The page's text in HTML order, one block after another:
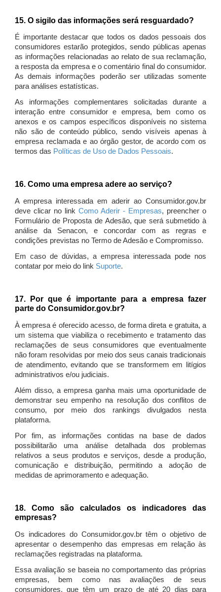
15. O sigilo das informações será resguardado?
É importante destacar que todos os dados pessoais dos
consumidores estarão protegidos, sendo públicas apenas
as informações relacionadas ao relato de sua reclamação,
a resposta da empresa e o comentário final do consumidor.
As demais informações poderão ser utilizadas somente
para análises estatísticas.
As informações complementares solicitadas durante a
interação entre consumidor e empresa, bem como os
anexos e os campos específicos disponíveis no sistema
não são de conteúdo público, sendo visíveis apenas à
empresa reclamada e ao órgão gestor, de acordo com os
termos das Políticas de Uso de Dados Pessoais.
16. Como uma empresa adere ao serviço?
A empresa interessada em aderir ao Consumidor.gov.br
deve clicar no link Como Aderir - Empresas, preencher o
Formulário de Proposta de Adesão, que será submetido à
análise da Senacon, e concordar com as regras e
condições previstas no Termo de Adesão e Compromisso.
Em caso de dúvidas, a empresa interessada pode nos
contatar por meio do link Suporte.
17. Por que é importante para a empresa fazer
parte do Consumidor.gov.br?
À empresa é oferecido acesso, de forma direta e gratuita, a
um sistema que viabiliza o recebimento e tratamento das
reclamações de seus consumidores que eventualmente
não foram resolvidas por meio dos seus canais tradicionais
de atendimento, evitando que se transformem em litígios
administrativos e/ou judiciais.
Além disso, a empresa ganha mais uma oportunidade de
demonstrar seu empenho na resolução dos conflitos de
consumo, por meio dos rankings divulgados nesta
plataforma.
Por fim, as informações contidas na base de dados
possibilitarão uma análise detalhada dos problemas
relativos a seus produtos e serviços, desde a produção,
comunicação e distribuição, permitindo a adoção de
medidas de aprimoramento e adequação.
18. Como são calculados os indicadores das
empresas?
Os indicadores do Consumidor.gov.br têm o objetivo de
apresentar o desempenho das empresas em relação às
reclamações registradas na plataforma.
Essa avaliação se baseia no comportamento das próprias
empresas, bem como nas avaliações de seus
consumidores, que têm um prazo de até 20 dias para